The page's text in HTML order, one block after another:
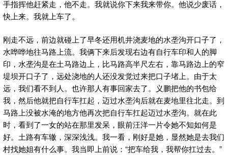
手指挥他赶紧走，他不走。我就说你下来我来带你。他说少废话，
快上来。我就上车了。
刚走不远，前边就碰上了早冬还用机井浇麦地的水垄沟开口子了，
水哗哗地往马路上流。我俩下来后发现右边有自行车印和人的脚
印，水垄沟是在土马路边上，比马路高半尺左右，靠马路边上的窄
堤坝开口子了，远处浇地的人还没发觉过来把口子堵上。由于太
远，我们看不到人。也许那人有事回家去了。义鹏把他的书包给
我，然后他就把自行车扛起，迈过水垄沟后就在麦地里往北走。到
马路上没被水淹的地方他再次把自行车扛起迈过水垄沟。就在此
时，看到了一女的站在那里发呆，眼前汪洋一片令她不知如何是
好。土路有车辙，深深浅浅。我一看，刚好是她，显然她是去我们
村找她姐有什么事。我当即上前说：“把车给我，我帮你扛过去。”